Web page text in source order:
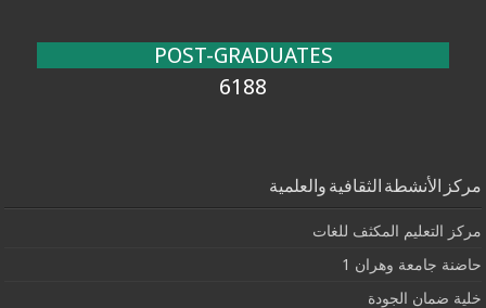
POST-GRADUATES
6188
مركز الأنشطة الثقافية والعلمية
مركز التعليم المكثف للغات
حاضنة جامعة وهران 1
خلية ضمان الجودة